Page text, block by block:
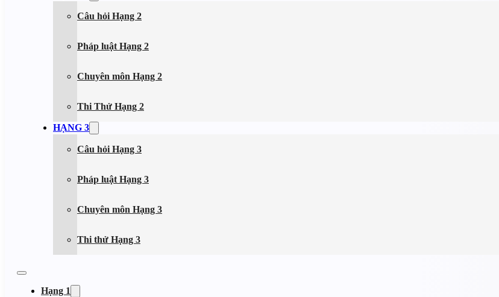
Câu hỏi Hạng 2
Pháp luật Hạng 2
Chuyên môn Hạng 2
Thi Thử Hạng 2
HẠNG 3
Câu hỏi Hạng 3
Pháp luật Hạng 3
Chuyên môn Hạng 3
Thi thử Hạng 3
Hạng 1